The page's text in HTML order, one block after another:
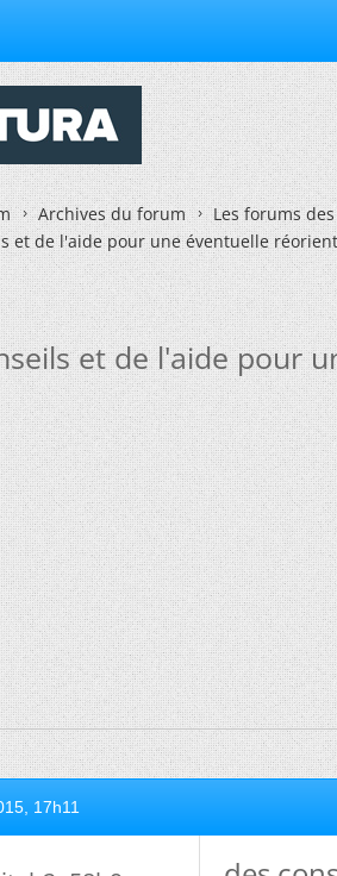
Archives du forum Les forums
et de l'aide pour une éventuelle
et de l'aide pour
17h11